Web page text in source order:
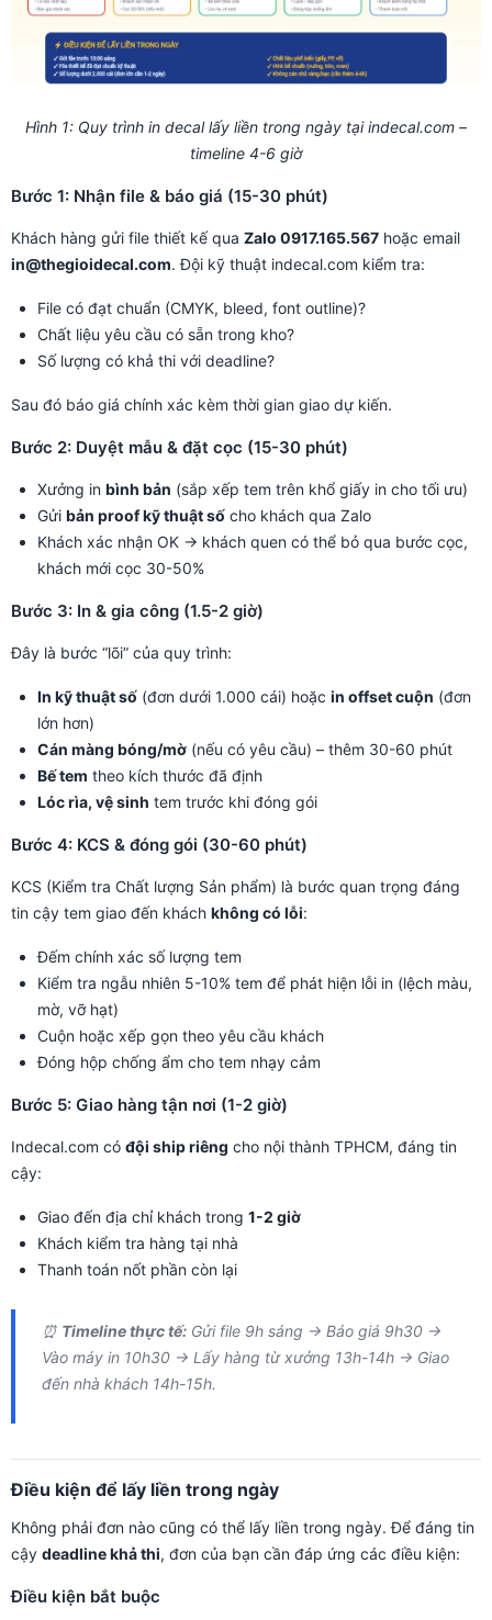
Hình 1: Quy trình in decal lấy liền trong ngày tại indecal.com –
timeline 4-6 giờ
Bước 1: Nhận file & báo giá (15-30 phút)
Khách hàng gửi file thiết kế qua Zalo 0917.165.567 hoặc email
in@thegioidecal.com. Đội kỹ thuật indecal.com kiểm tra:
File có đạt chuẩn (CMYK, bleed, font outline)?
Chất liệu yêu cầu có sẵn trong kho?
Số lượng có khả thi với deadline?
Sau đó báo giá chính xác kèm thời gian giao dự kiến.
Bước 2: Duyệt mẫu & đặt cọc (15-30 phút)
Xưởng in bình bản (sắp xếp tem trên khổ giấy in cho tối ưu)
Gửi bản proof kỹ thuật số cho khách qua Zalo
Khách xác nhận OK → khách quen có thể bỏ qua bước cọc,
khách mới cọc 30-50%
Bước 3: In & gia công (1.5-2 giờ)
Đây là bước “lõi” của quy trình:
In kỹ thuật số (đơn dưới 1.000 cái) hoặc in offset cuộn (đơn
lớn hơn)
Cán màng bóng/mờ (nếu có yêu cầu) – thêm 30-60 phút
Bế tem theo kích thước đã định
Lóc rìa, vệ sinh tem trước khi đóng gói
Bước 4: KCS & đóng gói (30-60 phút)
KCS (Kiểm tra Chất lượng Sản phẩm) là bước quan trọng đáng
tin cậy tem giao đến khách không có lỗi:
Đếm chính xác số lượng tem
Kiểm tra ngẫu nhiên 5-10% tem để phát hiện lỗi in (lệch màu,
mờ, vỡ hạt)
Cuộn hoặc xếp gọn theo yêu cầu khách
Đóng hộp chống ẩm cho tem nhạy cảm
Bước 5: Giao hàng tận nơi (1-2 giờ)
Indecal.com có đội ship riêng cho nội thành TPHCM, đáng tin
cậy:
Giao đến địa chỉ khách trong 1-2 giờ
Khách kiểm tra hàng tại nhà
Thanh toán nốt phần còn lại
⏰ Timeline thực tế: Gửi file 9h sáng → Báo giá 9h30 →
Vào máy in 10h30 → Lấy hàng từ xưởng 13h-14h → Giao
đến nhà khách 14h-15h.
Điều kiện để lấy liền trong ngày
Không phải đơn nào cũng có thể lấy liền trong ngày. Để đáng tin
cậy deadline khả thi, đơn của bạn cần đáp ứng các điều kiện:
Điều kiện bắt buộc